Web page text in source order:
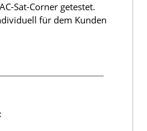
Sat-Corner getestet.
für dem Kunden